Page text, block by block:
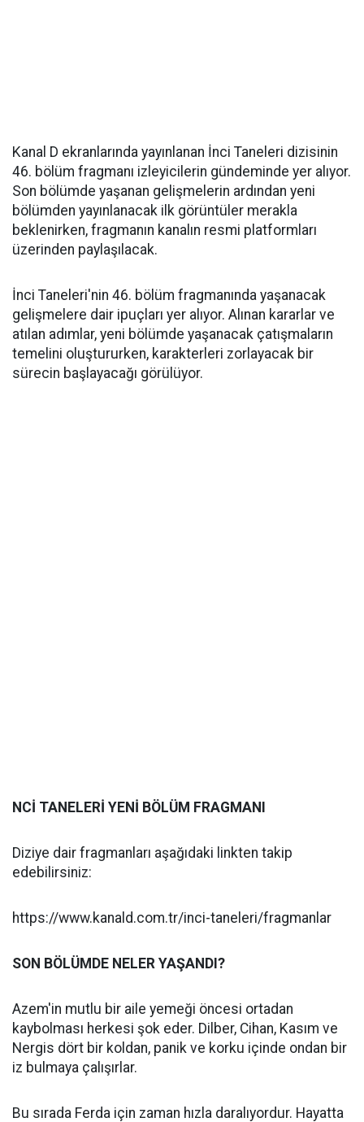
Kanal D ekranlarında yayınlanan İnci Taneleri dizisinin
46. bölüm fragmanı izleyicilerin gündeminde yer alıyor.
Son bölümde yaşanan gelişmelerin ardından yeni
bölümden yayınlanacak ilk görüntüler merakla
beklenirken, fragmanın kanalın resmi platformları
üzerinden paylaşılacak.
İnci Taneleri'nin 46. bölüm fragmanında yaşanacak
gelişmelere dair ipuçları yer alıyor. Alınan kararlar ve
atılan adımlar, yeni bölümde yaşanacak çatışmaların
temelini oluştururken, karakterleri zorlayacak bir
sürecin başlayacağı görülüyor.
NCİ TANELERİ YENİ BÖLÜM FRAGMANI
Diziye dair fragmanları aşağıdaki linkten takip
edebilirsiniz:
https://www.kanald.com.tr/inci-taneleri/fragmanlar
SON BÖLÜMDE NELER YAŞANDI?
Azem'in mutlu bir aile yemeği öncesi ortadan
kaybolması herkesi şok eder. Dilber, Cihan, Kasım ve
Nergis dört bir koldan, panik ve korku içinde ondan bir
iz bulmaya çalışırlar.
Bu sırada Ferda için zaman hızla daralıyordur. Hayatta